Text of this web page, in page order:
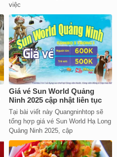
việc
Giá vé Sun World Quảng
Ninh 2025 cập nhật liên tục
Tại bài viết này Quangninhtop sẽ
tổng hợp giá vé Sun World Hạ Long
Quảng Ninh 2025, cập